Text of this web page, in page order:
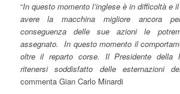
“In questo momento l’inglese è in difficoltà e
avere la macchina migliore ancora
conseguenza delle sue azioni le
assegnato. In questo momento il
oltre il reparto corse. Il Presidente della
ritenersi soddisfatto delle esternazioni
commenta Gian Carlo Minardi